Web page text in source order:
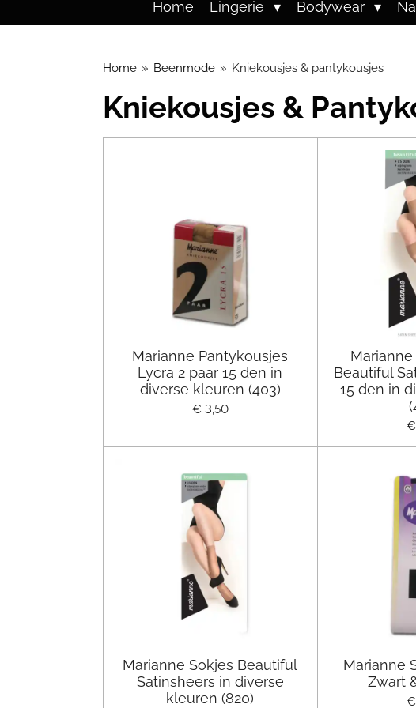
Home Lingerie Bodywear
Home » Beenmode » Kniekousjes & pantykousjes
Kniekousjes &
Marianne Pantykousjes
Lycra 2 paar 15 den in
diverse kleuren (403)
€ 3,50
Beautiful
15 den in
€
Marianne Sokjes Beautiful
Satinsheers in diverse
kleuren (820)
Marianne
Zwart
€